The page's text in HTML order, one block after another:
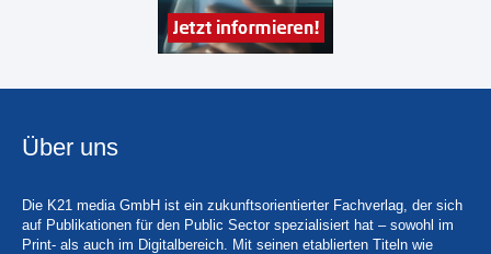
Über uns
Die K21 media GmbH ist ein zukunftsorientierter Fachverlag, der sich
auf Publikationen für den Public Sector spezialisiert hat – sowohl im
Print- als auch im Digitalbereich. Mit seinen etablierten Titeln wie